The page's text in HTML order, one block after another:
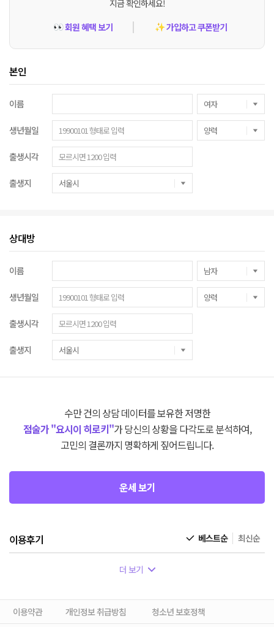
지금 확인하세요!
👀회원 혜택 보기 ✨가입하고 쿠폰받기
본인
이름
생년월일
출생시각
출생지
상대방
이름
생년월일
출생시각
출생지
수만 건의 상담 데이터를 보유한 저명한
점술가 "요시이 히로키"가 당신의 상황을 다각도로 분석하여,
고민의 결론까지 명확하게 짚어드립니다.
운세 보기
이용후기 베스트순 최신순
더 보기
이용약관 개인정보 취급방침 청소년 보호정책